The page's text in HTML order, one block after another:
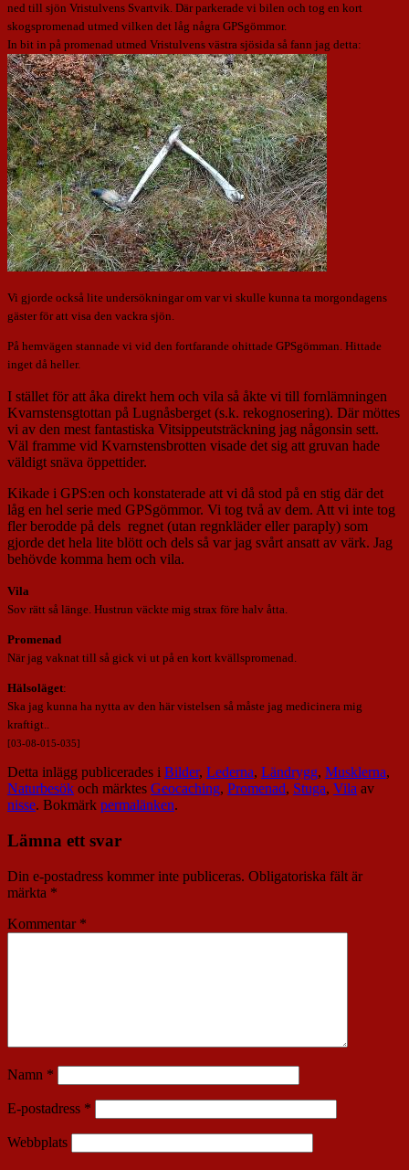
ned till sjön Vristulvens Svartvik. Där parkerade vi bilen och tog en kort
skogspromenad utmed vilken det låg några GPSgömmor.
In bit in på promenad utmed Vristulvens västra sjösida så fann jag detta:
Vi gjorde också lite undersökningar om var vi skulle kunna ta morgondagens
gäster för att visa den vackra sjön.
På hemvägen stannade vi vid den fortfarande ohittade GPSgömman. Hittade
inget då heller.
I stället för att åka direkt hem och vila så åkte vi till fornlämningen
Kvarnstensgtottan på Lugnåsberget (s.k. rekognosering). Där möttes
vi av den mest fantastiska Vitsippeutsträckning jag någonsin sett.
Väl framme vid Kvarnstensbrotten visade det sig att gruvan hade
väldigt snäva öppettider.
Kikade i GPS:en och konstaterade att vi då stod på en stig där det
låg en hel serie med GPSgömmor. Vi tog två av dem. Att vi inte tog
fler berodde på dels regnet (utan regnkläder eller paraply) som
gjorde det hela lite blött och dels så var jag svårt ansatt av värk. Jag
behövde komma hem och vila.
Vila
Sov rätt så länge. Hustrun väckte mig strax före halv åtta.
Promenad
När jag vaknat till så gick vi ut på en kort kvällspromenad.
Hälsoläget:
Ska jag kunna ha nytta av den här vistelsen så måste jag medicinera mig
kraftigt..
[03-08-015-035]
Detta inlägg publicerades i Bilder, Lederna, Ländrygg, Musklerna,
Naturbesök och märktes Geocaching, Promenad, Stuga, Vila av
nisse. Bokmärk permalänken.
Lämna ett svar
Din e-postadress kommer inte publiceras. Obligatoriska fält är
märkta *
Kommentar *
Namn *
E-postadress *
Webbplats